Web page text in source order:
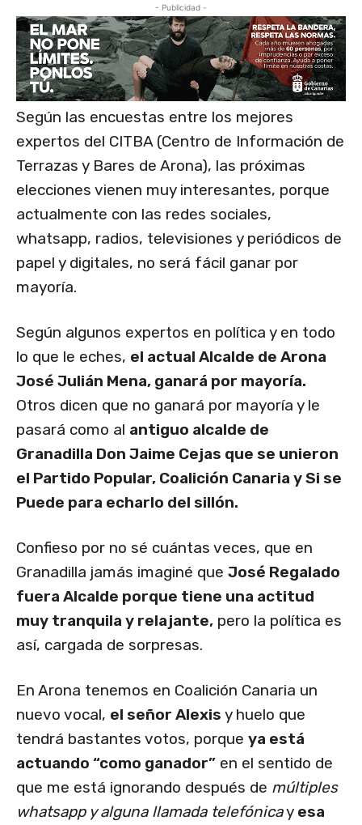
- Publicidad -
Según las encuestas entre los mejores
expertos del CITBA (Centro de Información de
Terrazas y Bares de Arona), las próximas
elecciones vienen muy interesantes, porque
actualmente con las redes sociales,
whatsapp, radios, televisiones y periódicos de
papel y digitales, no será fácil ganar por
mayoría.
Según algunos expertos en política y en todo
lo que le eches, el actual Alcalde de Arona
José Julián Mena, ganará por mayoría.
Otros dicen que no ganará por mayoría y le
pasará como al antiguo alcalde de
Granadilla Don Jaime Cejas que se unieron
el Partido Popular, Coalición Canaria y Si se
Puede para echarlo del sillón.
Confieso por no sé cuántas veces, que en
Granadilla jamás imaginé que José Regalado
fuera Alcalde porque tiene una actitud
muy tranquila y relajante, pero la política es
así, cargada de sorpresas.
En Arona tenemos en Coalición Canaria un
nuevo vocal, el señor Alexis y huelo que
tendrá bastantes votos, porque ya está
actuando “como ganador” en el sentido de
que me está ignorando después de múltiples
whatsapp y alguna llamada telefónicay esa